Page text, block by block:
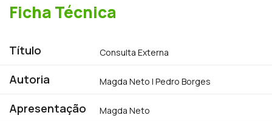
Ficha Técnica
Título Consulta Externa
Autoria Magda Neto | Pedro Borges
Apresentação Magda Neto